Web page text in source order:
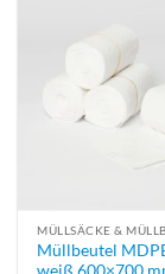
MÜLLSÄCKE &
Müllbeutel